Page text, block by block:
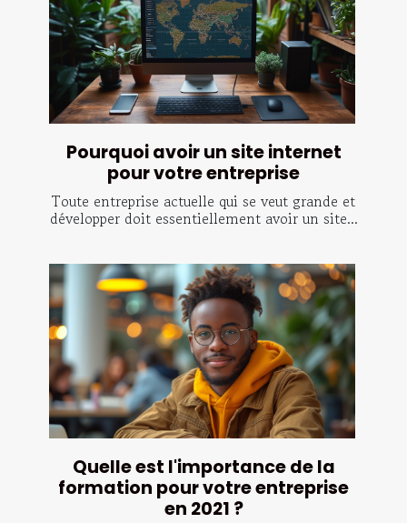
Pourquoi avoir un site internet
pour votre entreprise
Toute entreprise actuelle qui se veut grande et
développer doit essentiellement avoir un site...
Quelle est l'importance de la
formation pour votre entreprise
en 2021 ?